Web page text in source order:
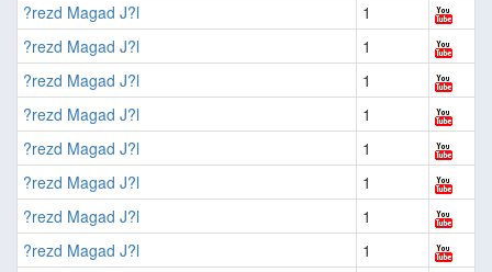
?rezd Magad J?l
1
?rezd Magad J?l
1
?rezd Magad J?l
1
?rezd Magad J?l
1
?rezd Magad J?l
1
?rezd Magad J?l
1
?rezd Magad J?l
1
?rezd Magad J?l
1